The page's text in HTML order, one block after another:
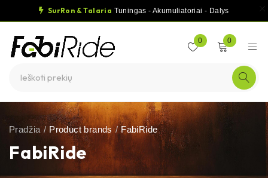
SurRon & Talaria Tuningas - Akumuliatoriai - Dalys
0 0
FabiRide
Pradžia / Product brands / FabiRide